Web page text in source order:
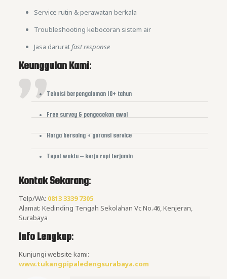
Service rutin & perawatan berkala
Troubleshooting kebocoran sistem air
Jasa daruratfast response
Keunggulan Kami:
Teknisi berpengalaman 10+ tahun
Free survey & pengecekan awal
Harga bersaing + garansi service
Tepat waktu – kerja rapi terjamin
Kontak Sekarang:
Telp/WA: 0813 3339 7305
Alamat: Kedinding Tengah Sekolahan Vc No.46, Kenjeran,
Surabaya
Info Lengkap:
Kunjungi website kami:
www.tukangpipaledengsurabaya.com